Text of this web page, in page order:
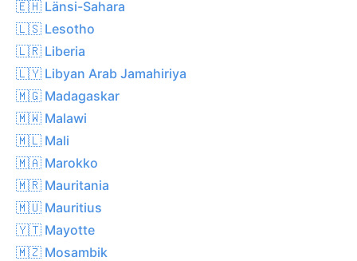
🇪🇭 Länsi-Sahara
🇱🇸 Lesotho
🇱🇷 Liberia
🇱🇾 Libyan Arab Jamahiriya
🇲🇬 Madagaskar
🇲🇼 Malawi
🇲🇱 Mali
🇲🇦 Marokko
🇲🇷 Mauritania
🇲🇺 Mauritius
🇾🇹 Mayotte
🇲🇿 Mosambik